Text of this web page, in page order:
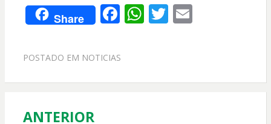
Share F
e
o
W
A
T E
POSTADO EM NOTICIAS
Navegação
ANTERIOR